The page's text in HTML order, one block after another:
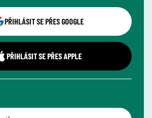
PŘIHLÁSIT SE PŘES GOOGLE
PŘIHLÁSIT SE PŘES APPLE